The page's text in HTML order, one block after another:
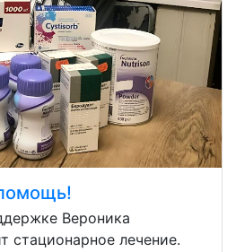
Вероника
стационарное лечение.